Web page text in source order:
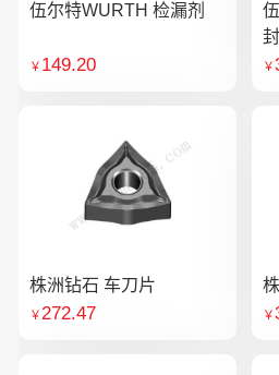
伍尔特WURTH 检漏剂
￥ 149.20 ￥
株洲钻石 车刀片
￥272.47 ￥